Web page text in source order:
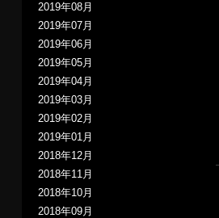
2019年08月
2019年07月
2019年06月
2019年05月
2019年04月
2019年03月
2019年02月
2019年01月
2018年12月
2018年11月
2018年10月
2018年09月